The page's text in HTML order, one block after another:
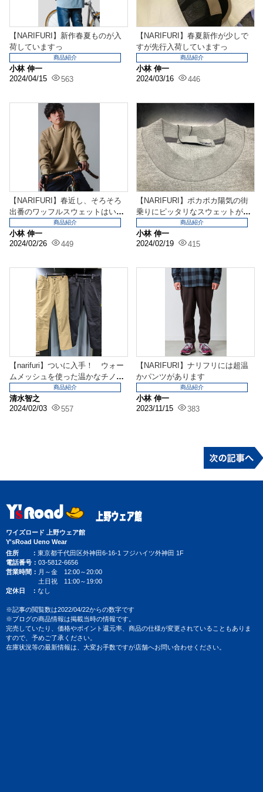
【NARIFURI】新作春夏ものが入
荷していますっ
小林 伸一
2024/04/15
563
商品紹介
【NARIFURI】春夏新作が少しで
すが先行入荷していますっ
小林 伸一
2024/03/16
446
商品紹介
【NARIFURI】春近し、そろそろ
出番のワッフルスウェットはいか
小林 伸一
2024/02/26
449
商品紹介
【NARIFURI】ポカポカ陽気の街
乗りにピッタリなスウェットが届
小林 伸一
2024/02/19
415
商品紹介
【narifuri】ついに入手！ ウォー
ムメッシュを使った温かなチノパ
清水智之
2024/02/03
557
商品紹介
【NARIFURI】ナリフリには超温
かパンツがあります
小林 伸一
2023/11/15
383
商品紹介
ワイズロード 上野ウェア館
Y'sRoad Ueno Wear
住所
東京都千代田区外神田6-16-1 フジハイツ外神田 1F
電話番号
03-5812-6656
営業時間
月～金 12:00～20:00
土日祝 11:00～19:00
定休日
なし
※記事の閲覧数は2022/04/22からの数字です
※ブログの商品情報は掲載当時の情報です。
完売していたり、価格やポイント還元率、商品の仕様が変更されていることもありま
すので、予めご了承ください。
在庫状況等の最新情報は、大変お手数ですが店舗へお問い合わせください。